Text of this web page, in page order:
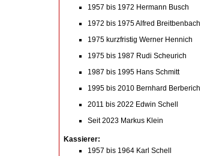
1957 bis 1972 Hermann Busch
1972 bis 1975 Alfred Breitbenbach
1975 kurzfristig Werner Hennich
1975 bis 1987 Rudi Scheurich
1987 bis 1995 Hans Schmitt
1995 bis 2010 Bernhard Berberich
2011 bis 2022 Edwin Schell
Seit 2023 Markus Klein
Kassierer:
1957 bis 1964 Karl Schell